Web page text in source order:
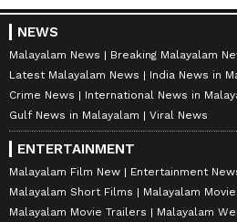
NEWS
Malayalam News
Breaking Malayalam
Latest Malayalam News
India News in
Crime News
International News in
Gulf News in Malayalam
Viral News
ENTERTAINMENT
Malayalam Film New
Entertainment
Malayalam Short Films
Malayalam
Malayalam Movie Trailers
Malayalam